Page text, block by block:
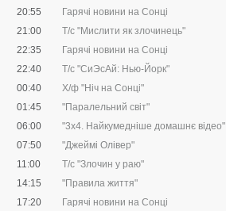
20:55
Гарячі новини на Сонці
21:00
Т/с "Мислити як злочинець"
22:35
Гарячі новини на Сонці
22:40
Т/с "СиЭсАй: Нью-Йорк"
00:40
Х/ф "Ніч на Сонці"
01:45
"Паралельний світ"
06:00
"3х4. Найкумедніше домашнє відео"
07:50
"Джеймі Олівер"
11:00
Т/с "Злочин у раю"
14:15
"Правила життя"
17:20
Гарячі новини на Сонці